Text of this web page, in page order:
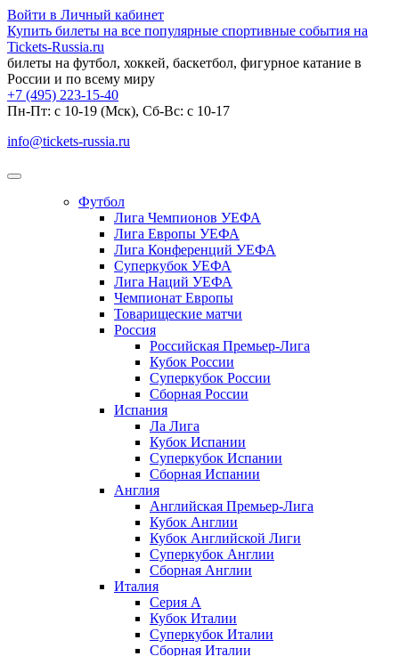
Войти в Личный кабинет
Купить билеты на все популярные спортивные события на
Tickets-Russia.ru
билеты на футбол, хоккей, баскетбол, фигурное катание в
России и по всему миру
+7 (495) 223-15-40
Пн-Пт: c 10-19 (Мск), Сб-Вс: с 10-17
info@tickets-russia.ru
Футбол
Лига Чемпионов УЕФА
Лига Европы УЕФА
Лига Конференций УЕФА
Суперкубок УЕФА
Лига Наций УЕФА
Чемпионат Европы
Товарищеские матчи
Россия
Российская Премьер-Лига
Кубок России
Суперкубок России
Сборная России
Испания
Ла Лига
Кубок Испании
Суперкубок Испании
Сборная Испании
Англия
Английская Премьер-Лига
Кубок Англии
Кубок Английской Лиги
Суперкубок Англии
Сборная Англии
Италия
Серия А
Кубок Италии
Суперкубок Италии
Сборная Италии